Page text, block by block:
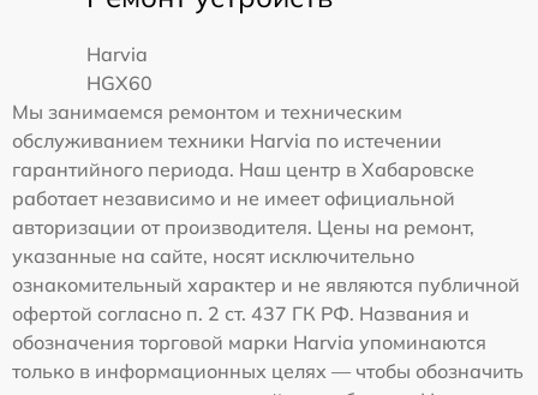
Harvia
HGX60
Мы занимаемся ремонтом и техническим
обслуживанием техники Harvia по истечении
гарантийного периода. Наш центр в Хабаровске
работает независимо и не имеет официальной
авторизации от производителя. Цены на ремонт,
указанные на сайте, носят исключительно
ознакомительный характер и не являются публичной
офертой согласно п. 2 ст. 437 ГК РФ. Названия и
обозначения торговой марки Harvia упоминаются
только в информационных целях — чтобы обозначить